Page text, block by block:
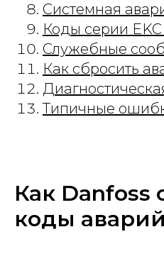
Системная
Коды серии
Служебные
Как сбросить
Типичные
Как Danfoss
коды аварий